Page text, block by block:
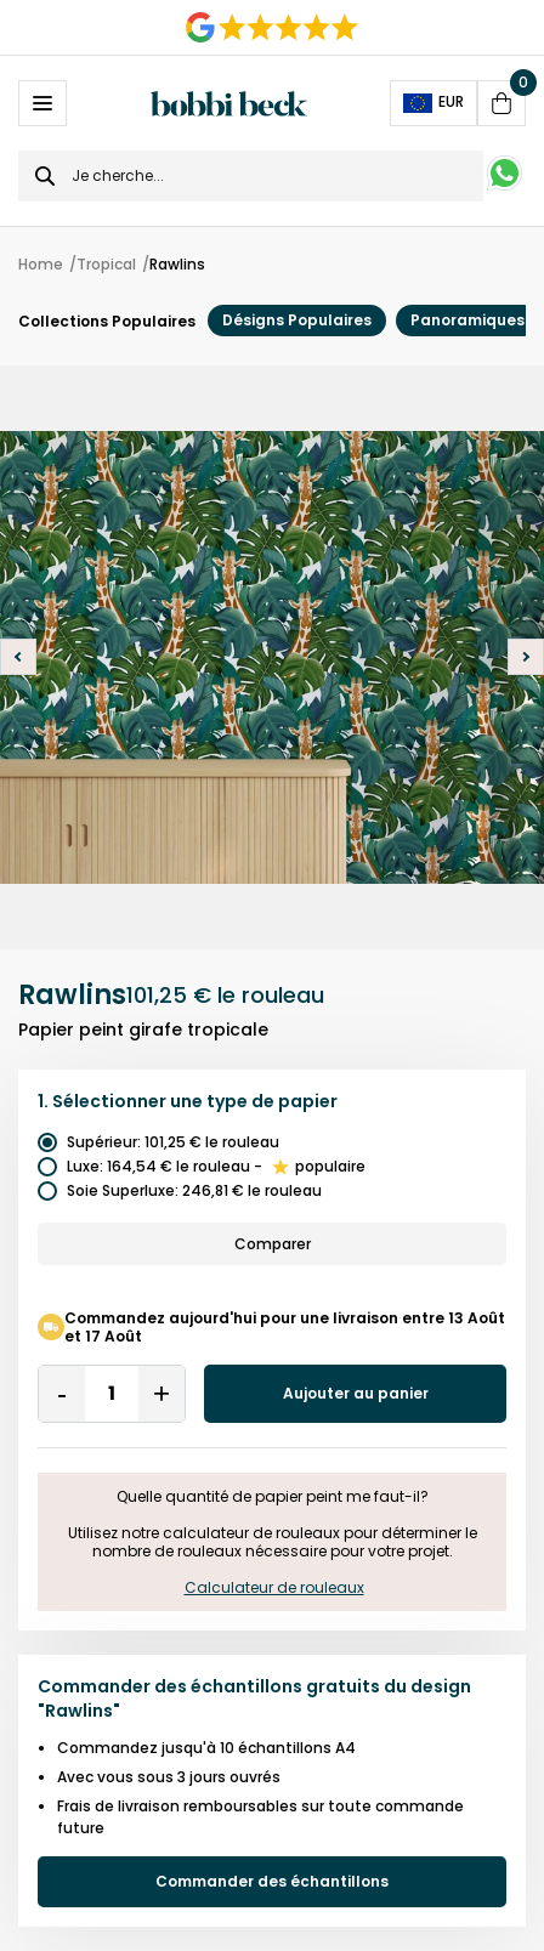
EUR
Cart
0
Search
for
Home Tropical Rawlins
Collections Populaires Désigns Populaires Panoramiques
Rawlins101,25 € le rouleau
Papier peint girafe tropicale
1. Sélectionner une type de papier
Supérieur: 101,25 € le rouleau
Luxe: 164,54 € le rouleau -
populaire
Soie Superluxe: 246,81 € le rouleau
Comparer
Commandez aujourd'hui pour une livraison entre 13 Août
et 17 Août
Quantity
Remove
One
Add
One
Aujouter au panier
Quelle quantité de papier peint me faut-il?
Utilisez notre calculateur de rouleaux pour déterminer le
nombre de rouleaux nécessaire pour votre projet.
Calculateur de rouleaux
Commander des échantillons gratuits du design
"Rawlins"
Commandez jusqu'à 10 échantillons A4
Avec vous sous 3 jours ouvrés
Frais de livraison remboursables sur toute commande
future
Commander des échantillons